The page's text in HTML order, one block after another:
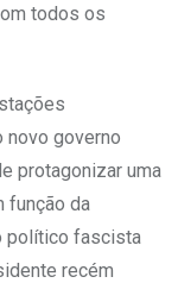
todos os
novo governo
protagonizar uma
função da
político fascista
recém